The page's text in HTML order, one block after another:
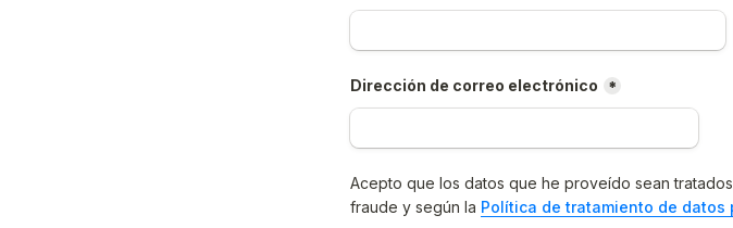
Dirección de correo electrónico *
Acepto que los datos que he proveído sean
fraude y según la Política de tratamiento de datos